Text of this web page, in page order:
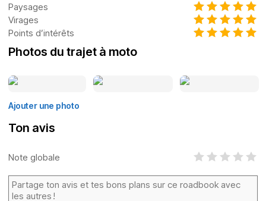
Paysages
Virages
Points d’intérêts
Photos du trajet à moto
Ajouter une photo
Ton avis
Note globale